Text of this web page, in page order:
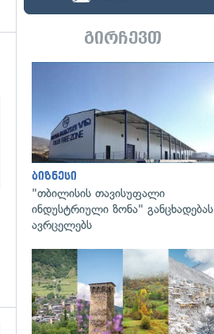
გირჩევთ
ბიზნესი
"თბილისის თავისუფალი
ინდუსტრიული ზონა" განცხადებას
ავრცელებს